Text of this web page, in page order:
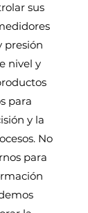
sus
presión
nivel y
para
y la
No
para